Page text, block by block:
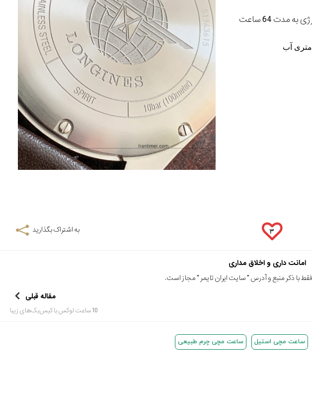
۳ به اشتراک بگذارید
امانت داری و اخلاق مداری
با ذکر منبع و آدرس "سایت ایران تایمر " مجاز است.
مقاله قبلی
10 ساعت لوکس با کیس‌بک‌های زیبا
ساعت مچی استیل ساعت مچی چرم طبیعی